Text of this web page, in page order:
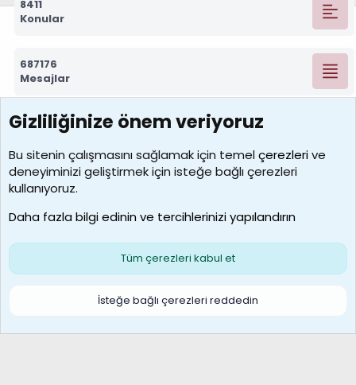
8411
Konular
687176
Mesajlar
7388
Kullanıcılar
borabekirogluu
Son üye
Çerezler
S
Gizliliğinize önem veriyoruz
Bu sitenin çalışmasını sağlamak için temelçerezlerive
deneyiminizi geliştirmek için isteğe bağlı çerezleri
kullanıyoruz.
Daha fazla bilgi edinin ve tercihlerinizi yapılandırın
Tüm çerezleri kabul et
İsteğe bağlı çerezleri reddedin